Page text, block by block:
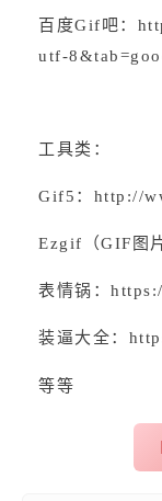
百度Gif吧：
utf-
工具类：
Gif5： http://
Ezgif（GIF图
表情锅：
装逼大全：
等等